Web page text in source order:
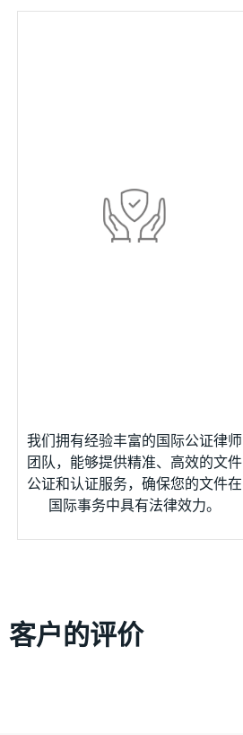
我们拥有经验丰富的国际公证律师
团队，能够提供精准、高效的文件
公证和认证服务，确保您的文件在
国际事务中具有法律效力。
客户的评价